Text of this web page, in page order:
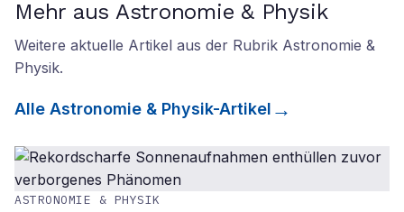
Mehr aus Astronomie & Physik
Weitere aktuelle Artikel aus der Rubrik Astronomie &
Physik.
Alle Astronomie & Physik-Artikel
ASTRONOMIE & PHYSIK